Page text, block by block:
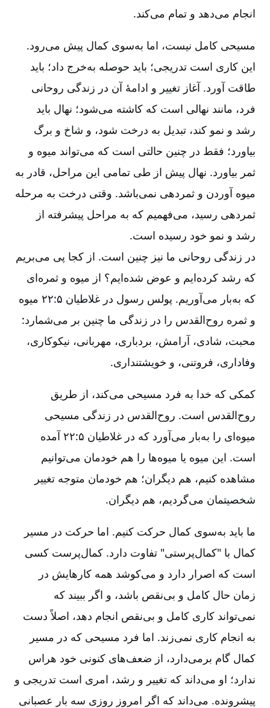
انجام می‌دهد و تمام می‌کند.
مسیحی کامل نیست‌، اما به‌سوی کمال پیش می‌رود.
این کاری است تدریجی‌؛ باید حوصله به‌خرج داد؛ باید
طاقت آورد. آغاز تغییر و ادامۀ آن در زندگی روحانی
فرد، مانند نهالی است که کاشته می‌شود؛ نهال باید
رشد و نمو کند، تبدیل به درخت شود، و شاخ و برگ
بیاورد؛ فقط در چنین حالتی است که می‌تواند میوه و
ثمر بیاورد. نهال پیش از طی تمامی این مراحل‌، قادر به
میوه آوردن و ثمردهی نمی‌باشد. وقتی درخت به مرحله
ثمردهی رسید، می‌فهمیم که به مراحل پیشرفته از
رشد و نمو خود رسیده است‌.
در زندگی روحانی ما نیز چنین است‌. از کجا پی می‌بریم
که رشد کرده‌ایم و عوض شده‌ایم‌؟ از میوه و ثمره‌ای
که به‌بار می‌آوریم‌. پولس رسول در غلاطیان ۵:‏۲۲ میوه
و ثمره روح‌القدس را در زندگی ما چنین بر می‌شمارد:‌
محبت‌، شادی‌، آرامش‌، بردباری‌، مهربانی‌، نیکوکاری‌،
وفاداری‌، فروتنی‌، و خویشتنداری‌.
کمکی که خدا به فرد مسیحی می‌کند، از طریق
روح‌القدس است‌. روح‌القدس در زندگی مسیحی
میوه‌ای را به‌بار می‌آورد که در غلاطیان ۵:‏۲۲ آمده
است‌. این میوه یا میوه‌ها را هم خودمان می‌توانیم
مشاهده کنیم‌، هم دیگران‌؛ هم خودمان متوجه تغییر
شخصیتمان می‌گردیم‌، هم دیگران‌.
ما باید به‌سوی کمال حرکت کنیم‌. اما حرکت در مسیر
کمال با "کمال‌پرستی" تفاوت دارد. کمال‌پرست کسی
است که اصرار دارد و می‌کوشد همه کارهایش در
زمان حال کامل و بی‌نقص باشد، و اگر ببیند که
نمی‌تواند کاری کامل و بی‌نقص انجام دهد، اصلاً دست
به انجام کاری نمی‌زند. اما فرد مسیحی که در مسیر
کمال گام برمی‌دارد، از ضعف‌های کنونی خود هراس
ندارد؛ او می‌داند که تغییر و رشد، امری است تدریجی و
پیشرونده‌. می‌داند که اگر امروز روزی سه بار عصبانی